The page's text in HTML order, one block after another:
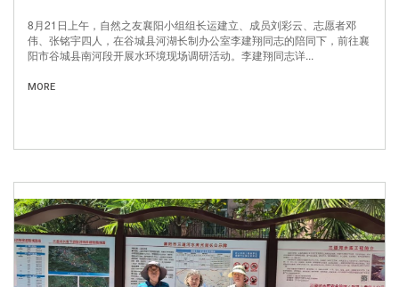
8月21日上午，自然之友襄阳小组组长运建立、成员刘彩云、志愿者邓
伟、张铭宇四人，在谷城县河湖长制办公室李建翔同志的陪同下，前往襄
阳市谷城县南河段开展水环境现场调研活动。李建翔同志详...
MORE